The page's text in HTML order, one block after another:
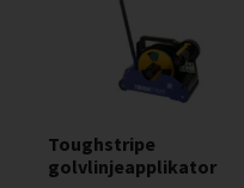
Toughstripe
golvlinjeapplikator